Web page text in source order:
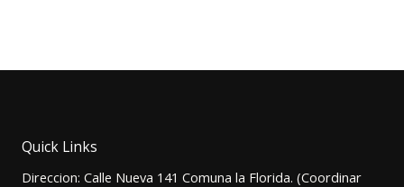
Quick Links
Direccion: Calle Nueva 141 Comuna la Florida. (Coordinar